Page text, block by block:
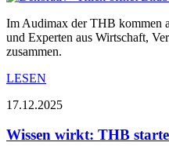
Im Audimax der THB kommen
und Experten aus Wirtschaft,
zusammen.
LESEN
17.12.2025
Wissen wirkt: THB